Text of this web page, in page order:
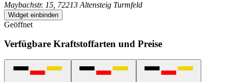
Maybachstr. 15, 72213 Altensteig Turmfeld
Widget einbinden
Geöffnet
Verfügbare Kraftstoffarten und Preise